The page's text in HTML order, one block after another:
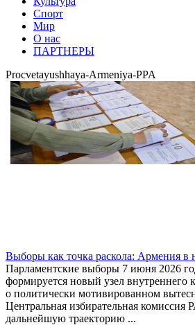
Спорт
Мир
О нас
ПАРТНЕРЫ
Procvetayushhaya-Armeniya-PPA
Выборы как точка раскола: Армения в
Парламентские выборы 7 июня 2026
формируется новый узел
о политически мотивированном
Центральная избирательная комиссия
дальнейшую траекторию ...